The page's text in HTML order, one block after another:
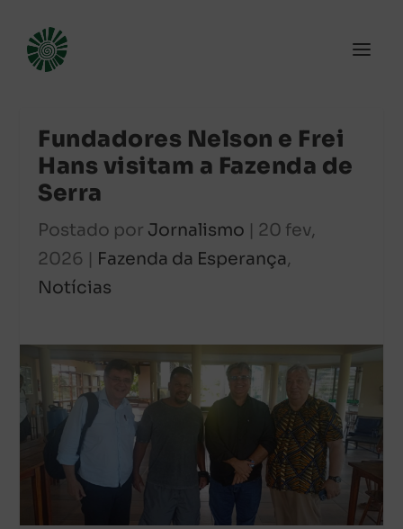
Fundadores Nelson e Frei
Hans visitam a Fazenda de
Serra
Postado por Jornalismo | 20 fev,
2026 | Fazenda da Esperança,
Notícias